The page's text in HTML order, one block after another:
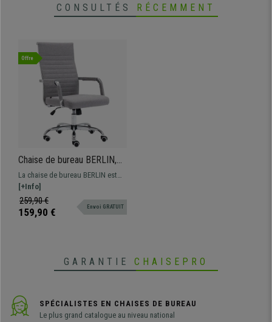
CONSULTÉS RÉCEMMENT
Offre
Chaise de bureau BERLIN,
Design Élégant, Structure en
Métal, en Tissu, Gris
La chaise de bureau BERLIN est
design, confortable, et de très
bonne qualité. Structure en métal
et revêtement en tissu de qualité.
[+Info]
259,90 €
159,90 € Envoi GRATUIT
GARANTIE CHAISEPRO
SPÉCIALISTES EN CHAISES DE BUREAU
Le plus grand catalogue au niveau national